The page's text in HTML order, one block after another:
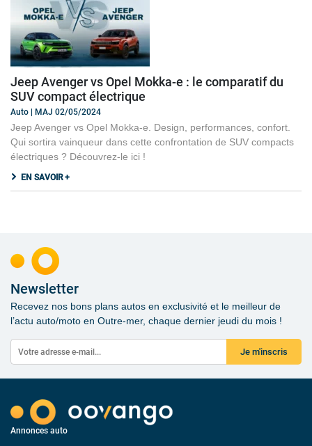
Jeep Avenger vs Opel Mokka-e : le comparatif du
SUV compact électrique
Auto | MAJ 02/05/2024
Jeep Avenger vs Opel Mokka-e. Design, performances, confort.
Qui sortira vainqueur dans cette confrontation de SUV compacts
électriques ? Découvrez-le ici !
EN SAVOIR +
Newsletter
Recevez nos bons plans autos en exclusivité et le meilleur de
l’actu auto/moto en Outre-mer, chaque dernier jeudi du mois !
Je m'inscris
Annonces auto